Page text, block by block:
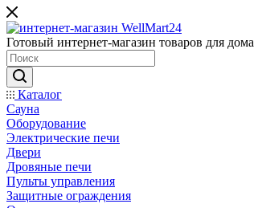
Готовый интернет-магазин товаров для дома
Каталог
Сауна
Оборудование
Электрические печи
Двери
Дровяные печи
Пульты управления
Защитные ограждения